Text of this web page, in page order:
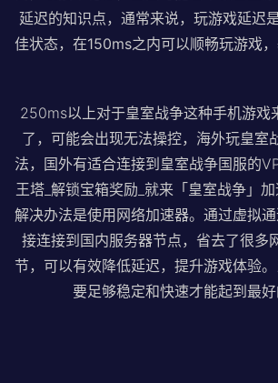
延迟的知识点，通常来说，玩游戏延迟
佳状态，在150ms之内可以顺畅玩游戏，
250ms以上对于皇室战争这种手机游戏
了，可能会出现无法操控，海外玩皇室
法，国外有适合连接到皇室战争国服的
王塔_解锁宝箱奖励_就来「皇室战争」
解决办法是使用网络加速器。通过虚拟
接连接到国内服务器节点，省去了很多
节，可以有效降低延迟，提升游戏体验
要足够稳定和快速才能起到最好